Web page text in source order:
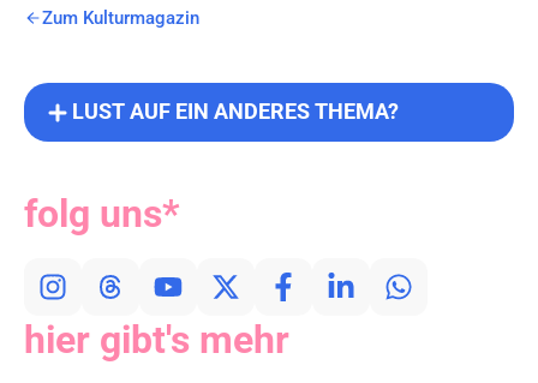
Zum Kulturmagazin
hier gibt's mehr
folg uns*
LUST AUF EIN ANDERES THEMA?